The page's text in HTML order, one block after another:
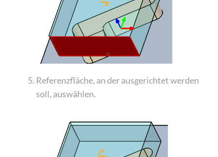
Referenzfläche, an der ausgerichtet werden
soll, auswählen.